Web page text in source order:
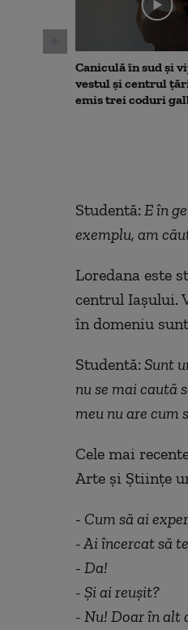
Caniculă în sud și
vestul și centrul
emis trei coduri
Studentă: E în
exemplu, am
Loredana este
centrul Iașului.
în domeniu
Studentă: Sunt
nu se mai caută
meu nu are cum
Cele mai
Arte și Științe
- Cum să ai
- Ai încercat să
- Da!
- Și ai reușit?
- Nu! Doar în alt